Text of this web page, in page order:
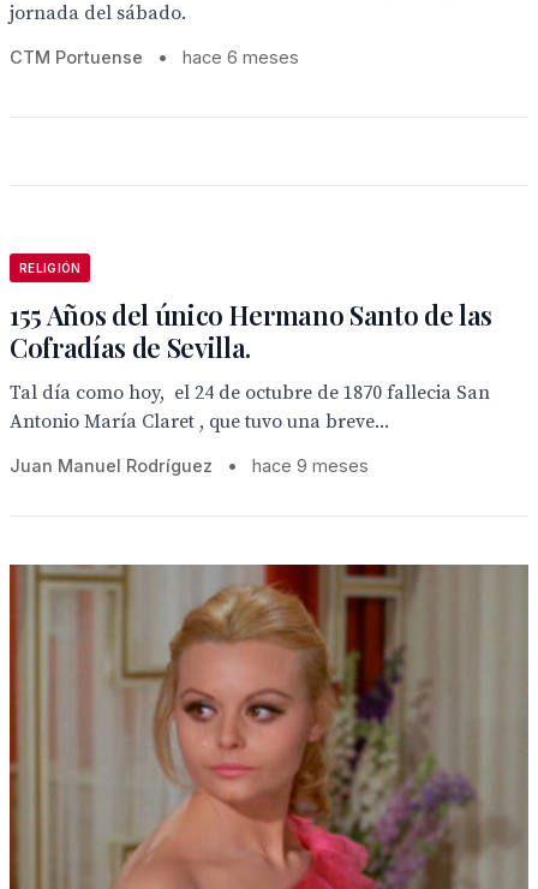
jornada del sábado.
CTM Portuense • hace 6 meses
RELIGIÓN
155 Años del único Hermano Santo de las
Cofradías de Sevilla.
Tal día como hoy, el 24 de octubre de 1870 fallecia San
Antonio María Claret , que tuvo una breve...
Juan Manuel Rodríguez • hace 9 meses